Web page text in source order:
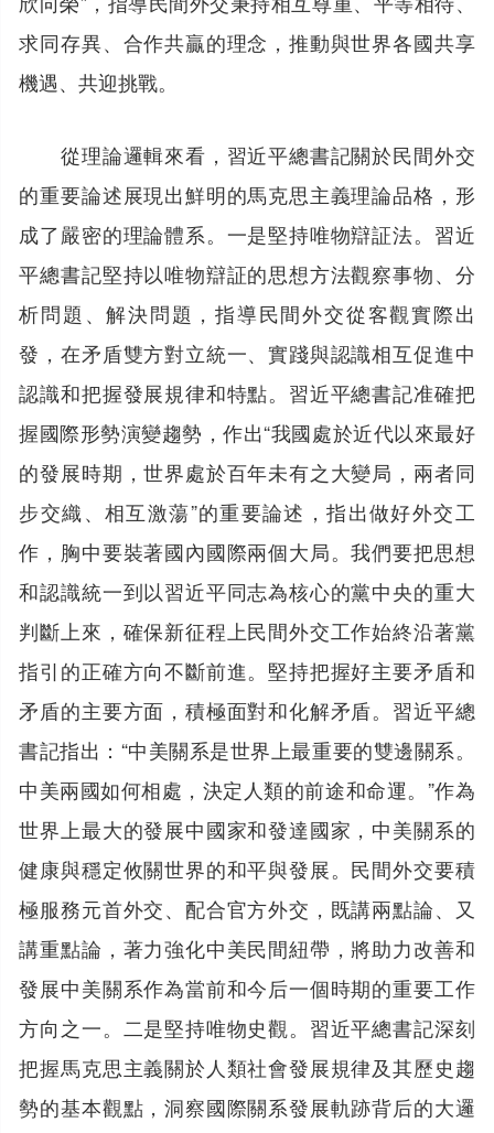
求同存異、合作共贏的理念，推動與世界各國共享
機遇、共迎挑戰。
從理論邏輯來看，習近平總書記關於民間外交
的重要論述展現出鮮明的馬克思主義理論品格，形
成了嚴密的理論體系。一是堅持唯物辯証法。習近
平總書記堅持以唯物辯証的思想方法觀察事物、分
析問題、解決問題，指導民間外交從客觀實際出
發，在矛盾雙方對立統一、實踐與認識相互促進中
認識和把握發展規律和特點。習近平總書記准確把
握國際形勢演變趨勢，作出“我國處於近代以來最好
的發展時期，世界處於百年未有之大變局，兩者同
步交織、相互激蕩”的重要論述，指出做好外交工
作，胸中要裝著國內國際兩個大局。我們要把思想
和認識統一到以習近平同志為核心的黨中央的重大
判斷上來，確保新征程上民間外交工作始終沿著黨
指引的正確方向不斷前進。堅持把握好主要矛盾和
矛盾的主要方面，積極面對和化解矛盾。習近平總
書記指出：“中美關系是世界上最重要的雙邊關系。
中美兩國如何相處，決定人類的前途和命運。”作為
世界上最大的發展中國家和發達國家，中美關系的
健康與穩定攸關世界的和平與發展。民間外交要積
極服務元首外交、配合官方外交，既講兩點論、又
講重點論，著力強化中美民間紐帶，將助力改善和
發展中美關系作為當前和今后一個時期的重要工作
方向之一。二是堅持唯物史觀。習近平總書記深刻
把握馬克思主義關於人類社會發展規律及其歷史趨
勢的基本觀點，洞察國際關系發展軌跡背后的大邏